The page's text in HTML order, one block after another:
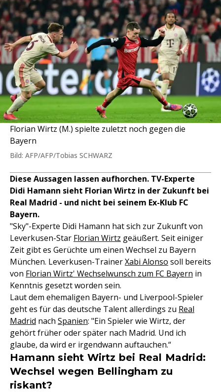
Florian Wirtz (M.) spielte zuletzt noch gegen die
Bayern
Bild: AFP/AFP/Tobias SCHWARZ
Diese Aussagen lassen aufhorchen. TV-Experte
Didi Hamann sieht Florian Wirtz in der Zukunft bei
Real Madrid - und nicht bei seinem Ex-Klub FC
Bayern.
"Sky"-Experte Didi Hamann hat sich zur Zukunft von
Leverkusen-Star Florian Wirtz geäußert. Seit einiger
Zeit gibt es Gerüchte um einen Wechsel zu Bayern
München. Leverkusen-TrainerXabi Alonso soll bereits
von Florian Wirtz' Wechselwunsch zum FC Bayern in
Kenntnis gesetzt worden sein.
Laut dem ehemaligen Bayern- und Liverpool-Spieler
geht es für das deutsche Talent allerdings zu Real
Madrid nach Spanien: "Ein Spieler wie Wirtz, der
gehört früher oder später nach Madrid. Und ich
glaube, da wird er irgendwann auftauchen.“
Hamann sieht Wirtz bei Real Madrid:
Wechsel wegen Bellingham zu
riskant?